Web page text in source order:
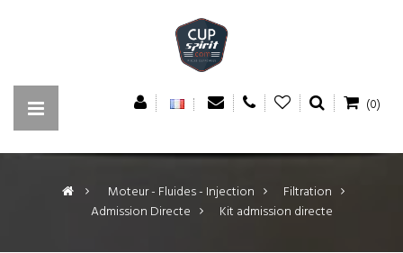
(0)
> Moteur - Fluides - Injection >
Filtration
Admission Directe > Kit admission directe